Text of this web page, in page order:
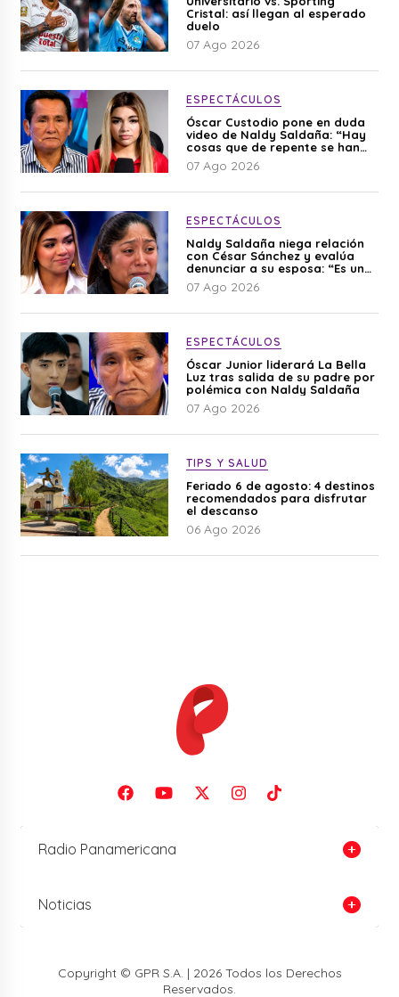
Cristal: así llegan al esperado
duelo
07 Ago 2026
ESPECTÁCULOS
Óscar Custodio pone en duda
video de Naldy Saldaña: “Hay
cosas que de repente se han
editado”
07 Ago 2026
ESPECTÁCULOS
Naldy Saldaña niega relación
con César Sánchez y evalúa
denunciar a su esposa: “Es una
difamación”
07 Ago 2026
ESPECTÁCULOS
Óscar Junior liderará La Bella
Luz tras salida de su padre por
polémica con Naldy Saldaña
07 Ago 2026
TIPS Y SALUD
Feriado 6 de agosto: 4 destinos
recomendados para disfrutar
el descanso
06 Ago 2026
Radio Panamericana
Noticias
Copyright © GPR S.A. | 2026 Todos los Derechos
Reservados.